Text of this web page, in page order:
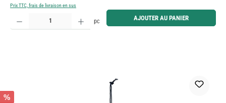
Prix TTC, frais de livraison en sus
Quantité de produit : Entrez la quantité souhaitée ou utilisez les boutons pour augmenter ou
pc AJOUTER AU PANIER
%